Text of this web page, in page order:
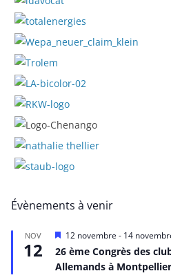
Évènements à venir
NOV
12
M
i
s
e
12 novembre - 14
26 ème Congrès des
Allemands à